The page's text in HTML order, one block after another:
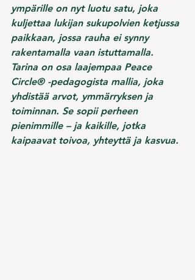
ympärille on nyt luotu satu, joka
kuljettaa lukijan sukupolvien ketjussa
paikkaan, jossa rauha ei synny
rakentamalla vaan istuttamalla.
Tarina on osa laajempaa Peace
Circle® -pedagogista mallia, joka
yhdistää arvot, ymmärryksen ja
toiminnan. Se sopii perheen
pienimmille – ja kaikille, jotka
kaipaavat toivoa, yhteyttä ja kasvua.